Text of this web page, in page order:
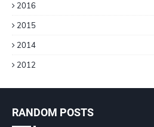
2016
2015
2014
2012
RANDOM POSTS